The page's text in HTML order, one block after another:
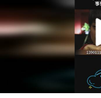
米
台
因
Play